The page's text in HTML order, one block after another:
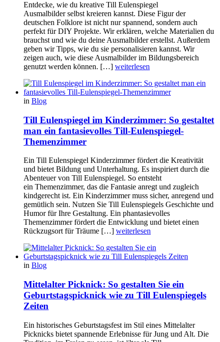
Entdecke, wie du kreative Till Eulenspiegel
Ausmalbilder selbst kreieren kannst. Diese Figur der
deutschen Folklore ist nicht nur spannend, sondern auch
perfekt für DIY Projekte. Wir erklären, welche Materialien du
brauchst und wie du deine Ausmalbilder erstellst. Außerdem
geben wir Tipps, wie du sie personalisieren kannst. Wir
zeigen auch, wie diese Ausmalbilder im Bildungsbereich
genutzt werden können. […] weiterlesen
in Blog
Till Eulenspiegel im Kinderzimmer: So gestaltet
man ein fantasievolles Till-Eulenspiegel-
Themenzimmer
Ein Till Eulenspiegel Kinderzimmer fördert die Kreativität
und bietet Bildung und Unterhaltung. Es inspiriert durch die
Abenteuer von Till Eulenspiegel. So entsteht
ein Themenzimmer, das die Fantasie anregt und zugleich
kindgerecht ist. Ein Kinderzimmer muss sicher, anregend und
gemütlich sein. Nutzen Sie Till Eulenspiegels Geschichte und
Humor für Ihre Gestaltung. Ein phantasievolles
Themenzimmer fördert die Entwicklung und bietet einen
Rückzugsort für Träume […] weiterlesen
in Blog
Mittelalter Picknick: So gestalten Sie ein
Geburtstagspicknick wie zu Till Eulenspiegels
Zeiten
Ein historisches Geburtstagsfest im Stil eines Mittelalter
Picknicks bietet spannende Erlebnisse für Jung und Alt. Die